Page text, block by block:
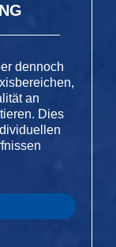
dennoch
an
Dies